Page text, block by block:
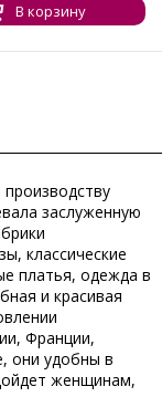
В корзину
заслуженную
классические
платья, одежда в
и красивая
Франции,
они удобны в
женщинам,